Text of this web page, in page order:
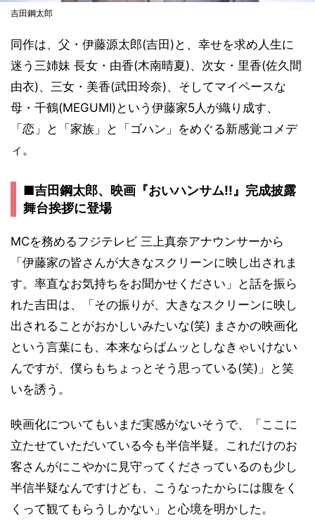
吉田鋼太郎
同作は、父・伊藤源太郎(吉田)と、幸せを求め人生に
迷う三姉妹 長女・由香(木南晴夏)、次女・里香(佐久間
由衣)、三女・美香(武田玲奈)、そしてマイペースな
母・千鶴(MEGUMI)という伊藤家5人が織り成す、
「恋」と「家族」と「ゴハン」をめぐる新感覚コメデ
ィ。
■吉田鋼太郎、映画『おいハンサム!!』完成披露
舞台挨拶に登場
MCを務めるフジテレビ 三上真奈アナウンサーから
「伊藤家の皆さんが大きなスクリーンに映し出されま
す。率直なお気持ちをお聞かせください」と話を振ら
れた吉田は、「その振りが、大きなスクリーンに映し
出されることがおかしいみたいな(笑) まさかの映画化
という言葉にも、本来ならばムッとしなきゃいけない
んですが、僕らもちょっとそう思っている(笑)」と笑
いを誘う。
映画化についてもいまだ実感がないそうで、「ここに
立たせていただいている今も半信半疑。これだけのお
客さんがにこやかに見守ってくださっているのも少し
半信半疑なんですけども、こうなったからには腹をく
くって観てもらうしかない」と心境を明かした。